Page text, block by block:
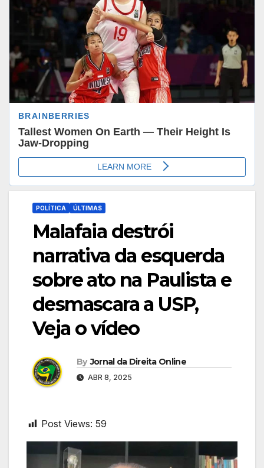
POLÍTICA ÚLTIMAS
Malafaia destrói
narrativa da esquerda
sobre ato na Paulista e
desmascara a USP,
Veja o vídeo
By Jornal da Direita Online
ABR 8, 2025
Post Views: 59